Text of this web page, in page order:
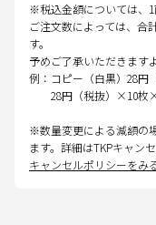
※税込金額については、1
ご注文数によっては、合
す。
予めご了承いただきます
例：コピー（白黒）28円
28円（税抜）×10枚
※数量変更による減額の
ます。詳細はTKPキャン
キャンセルポリシーをみ